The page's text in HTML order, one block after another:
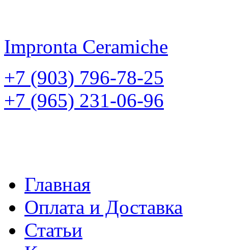
Impronta Ceramiche
+7 (903) 796-78-25
+7 (965) 231-06-96
Главная
Оплата и Доставка
Статьи